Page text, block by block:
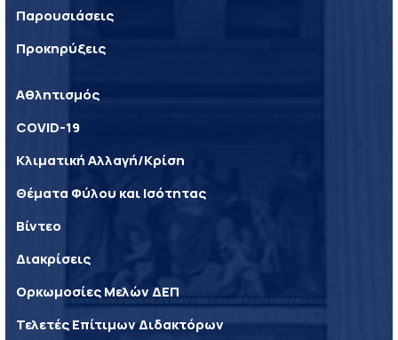
Παρουσιάσεις
Προκηρύξεις
Αθλητισμός
COVID-19
Κλιματική Αλλαγή/Κρίση
Θέματα Φύλου και Ισότητας
Βίντεο
Διακρίσεις
Ορκωμοσίες Μελών ΔΕΠ
Τελετές Επίτιμων Διδακτόρων